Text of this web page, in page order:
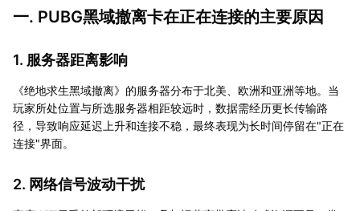
一. PUBG黑域撤离卡在正在连接的主要原因
1. 服务器距离影响
《绝地求生黑域撤离》的服务器分布于北美、欧洲和亚洲等地。当
玩家所处位置与所选服务器相距较远时，数据需经历更长传输路
径，导致响应延迟上升和连接不稳，最终表现为长时间停留在"正在
连接"界面。
2. 网络信号波动干扰